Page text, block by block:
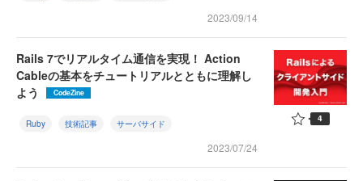
2023/09/14
Rails 7でリアルタイム通信を実現！ Action
Cableの基本をチュートリアルとともに理解し
よう
CodeZine
Ruby 技術記事 サーバサイド
2023/07/24
4